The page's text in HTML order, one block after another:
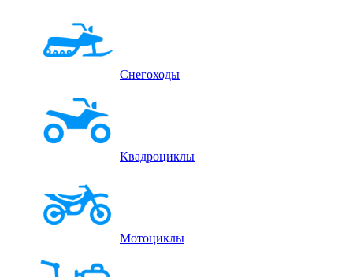
Снегоходы
Квадроциклы
Мотоциклы